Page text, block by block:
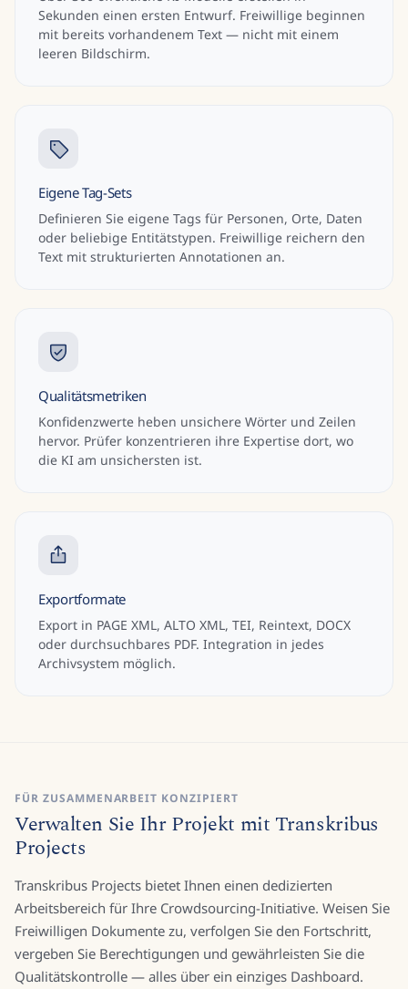
Sekunden einen ersten Entwurf. Freiwillige beginnen
mit bereits vorhandenem Text — nicht mit einem
leeren Bildschirm.
Eigene Tag-Sets
Definieren Sie eigene Tags für Personen, Orte, Daten
oder beliebige Entitätstypen. Freiwillige reichern den
Text mit strukturierten Annotationen an.
Qualitätsmetriken
Konfidenzwerte heben unsichere Wörter und Zeilen
hervor. Prüfer konzentrieren ihre Expertise dort, wo
die KI am unsichersten ist.
Exportformate
Export in PAGE XML, ALTO XML, TEI, Reintext, DOCX
oder durchsuchbares PDF. Integration in jedes
Archivsystem möglich.
FÜR ZUSAMMENARBEIT KONZIPIERT
Verwalten Sie Ihr Projekt mit Transkribus
Projects
Transkribus Projects bietet Ihnen einen dedizierten
Arbeitsbereich für Ihre Crowdsourcing-Initiative. Weisen Sie
Freiwilligen Dokumente zu, verfolgen Sie den Fortschritt,
vergeben Sie Berechtigungen und gewährleisten Sie die
Qualitätskontrolle — alles über ein einziges Dashboard.